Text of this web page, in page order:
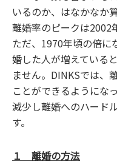
いるのか、はなかなか
離婚率のピークは2002
ただ、1970年頃の倍に
婚した人が増えている
ません。DINKSでは、
ことができるようにな
減少し離婚へのハード
す。
１ 離婚の方法